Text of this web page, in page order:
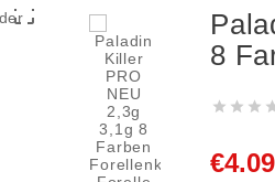

8
  
€4.09